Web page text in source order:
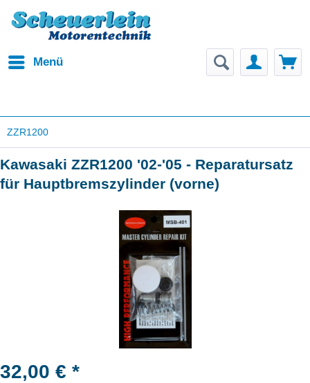
Menü
ZZR1200
Kawasaki ZZR1200 '02-'05 - Reparatursatz
für Hauptbremszylinder (vorne)
32,00 € *